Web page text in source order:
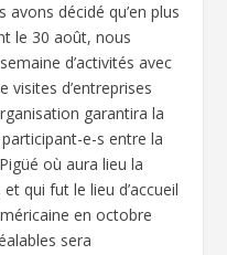
décidé qu’en plus
le 30 août, nous
d’activités avec
visites d’entreprises
garantira la
e-s entre la
où aura lieu la
qui fut le lieu d’accueil
en octobre
sera